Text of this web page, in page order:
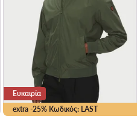
extra -25% Κωδικός: LAST
Ευκαιρία